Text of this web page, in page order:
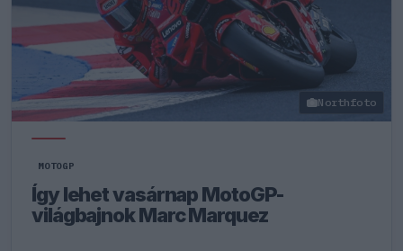
Northfoto
MOTOGP
Így lehet vasárnap MotoGP-
világbajnok Marc Marquez